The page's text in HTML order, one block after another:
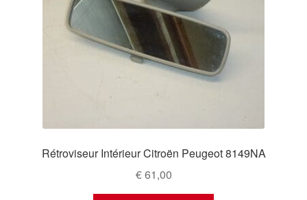
Rétroviseur Intérieur Citroën Peugeot 8149NA
€61,00